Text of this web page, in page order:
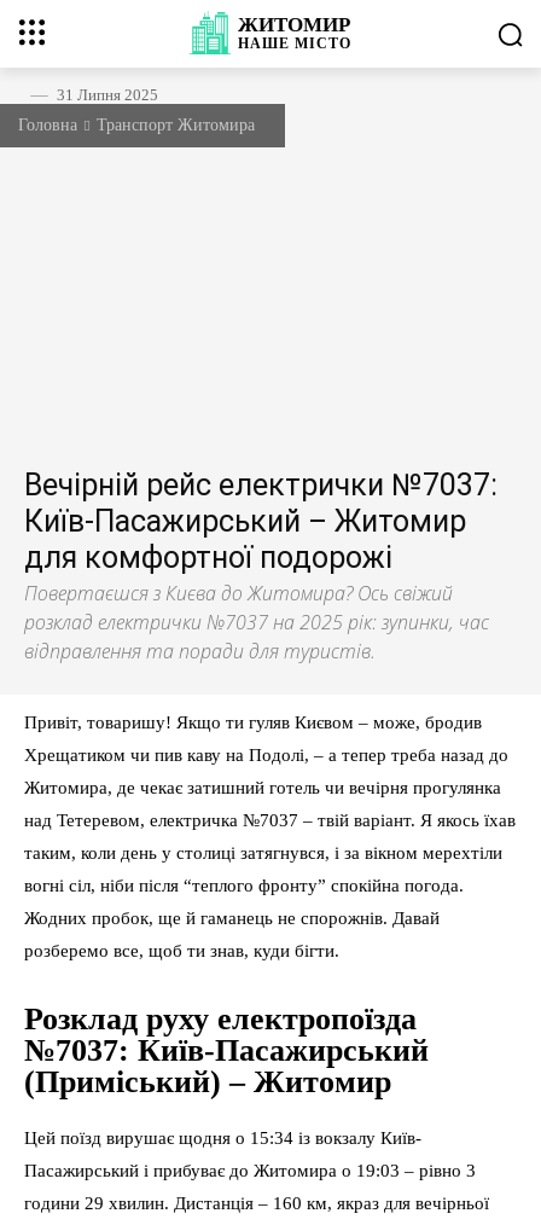
ЖИТОМИР
НАШЕМІСТО
31 Липня 2025
Головна
Транспорт Житомира
Вечірній рейс електрички №7037:
Київ-Пасажирський – Житомир
для комфортної подорожі
Повертаєшся з Києва до Житомира? Ось свіжий
розклад електрички №7037 на 2025 рік: зупинки, час
відправлення та поради для туристів.
Привіт, товаришу! Якщо ти гуляв Києвом – може, бродив
Хрещатиком чи пив каву на Подолі, – а тепер треба назад до
Житомира, де чекає затишний готель чи вечірня прогулянка
над Тетеревом, електричка №7037 – твій варіант. Я якось їхав
таким, коли день у столиці затягнувся, і за вікном мерехтіли
вогні сіл, ніби після “теплого фронту” спокійна погода.
Жодних пробок, ще й гаманець не спорожнів. Давай
розберемо все, щоб ти знав, куди бігти.
Розклад руху електропоїзда
№7037: Київ-Пасажирський
(Приміський) – Житомир
Цей поїзд вирушає щодня о 15:34 із вокзалу Київ-
Пасажирський і прибуває до Житомира о 19:03 – рівно 3
години 29 хвилин. Дистанція – 160 км, якраз для вечірньої